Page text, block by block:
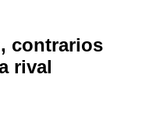
contrarios
rival